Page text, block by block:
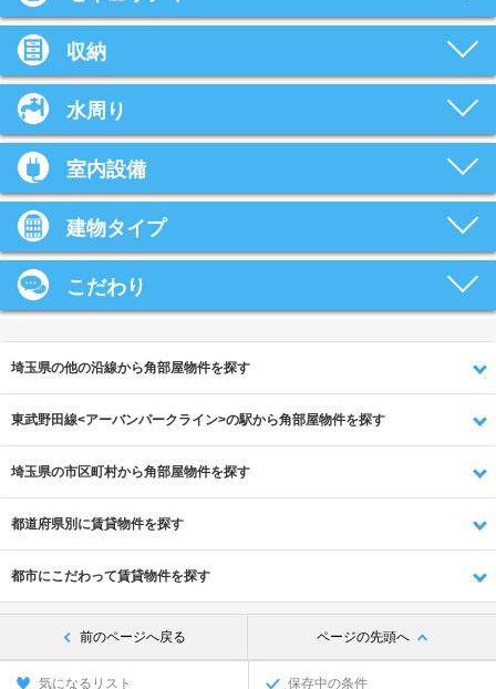
収納
水周り
室内設備
建物タイプ
こだわり
埼玉県の他の沿線から角部屋物件を探す
東武野田線<アーバンパークライン>の駅から角部屋物件を探す
埼玉県の市区町村から角部屋物件を探す
都道府県別に賃貸物件を探す
都市にこだわって賃貸物件を探す
前のページへ戻る ページの先頭へ
気になるリスト 保存中の条件